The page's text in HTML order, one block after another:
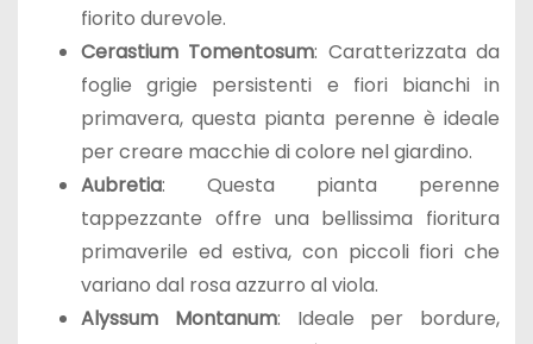
fiorito durevole.
Cerastium Tomentosum: Caratterizzata da
foglie grigie persistenti e fiori bianchi in
primavera, questa pianta perenne è ideale
per creare macchie di colore nel giardino.
Aubretia: Questa pianta perenne
tappezzante offre una bellissima fioritura
primaverile ed estiva, con piccoli fiori che
variano dal rosa azzurro al viola.
Alyssum Montanum: Ideale per bordure,